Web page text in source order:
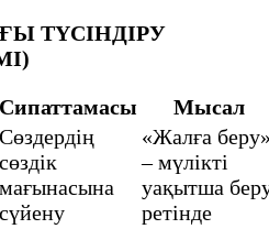
ТҮСІНДІРУ
Сипаттамасы Мысал
Сөздердің
сөздік
мағынасына
сүйену
«Жалға
– мүлікті
уақытша
ретінде